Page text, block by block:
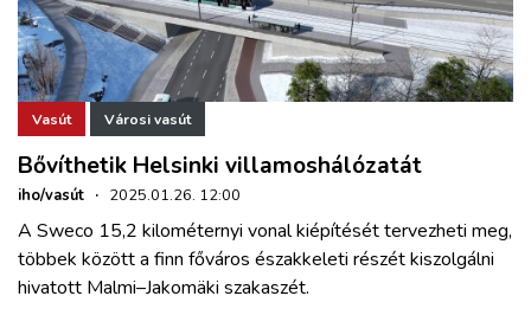
ELLÁTÁSI LÁNC
ZÖLDÚT
HAJÓZÁS
BLOG
Vasút Városi vasút
Bővíthetik Helsinki villamoshálózatát
iho/vasút · 2025.01.26. 12:00
A Sweco 15,2 kilométernyi vonal kiépítését tervezheti meg,
többek között a finn főváros északkeleti részét kiszolgálni
hivatott Malmi–Jakomäki szakaszét.